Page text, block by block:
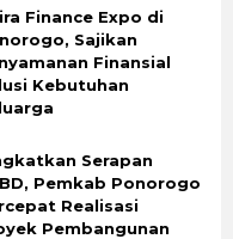
Finance Expo di
Sajikan
Finansial
Kebutuhan
Serapan
Pemkab Ponorogo
Realisasi
Pembangunan